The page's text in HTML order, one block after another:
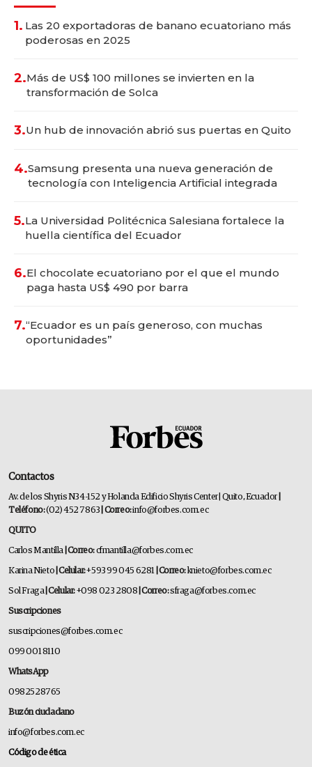
1. Las 20 exportadoras de banano ecuatoriano más
poderosas en 2025
2.Más de US$ 100 millones se invierten en la
transformación de Solca
3.Un hub de innovación abrió sus puertas en Quito
4.Samsung presenta una nueva generación de
tecnología con Inteligencia Artificial integrada
5.La Universidad Politécnica Salesiana fortalece la
huella científica del Ecuador
6.El chocolate ecuatoriano por el que el mundo
paga hasta US$ 490 por barra
7.“Ecuador es un país generoso, con muchas
oportunidades”
Contactos
Av. de los Shyris N34-152 y Holanda Edificio Shyris Center | Quito, Ecuador
Teléfono:(02) 452 7863 | Correo:info@forbes.com.ec
QUITO
Carlos Mantilla | Correo:cfmantilla@forbes.com.ec
Karina Nieto | Celular:+593 99 045 6281 | Correo:knieto@forbes.com.ec
Sol Fraga| Celular:+098 023 2808 | Correo:sfraga@forbes.com.ec
Suscripciones
suscripciones@forbes.com.ec
099 001 8110
WhatsApp
0982528765
Buzón ciudadano
info@forbes.com.ec
Código de ética